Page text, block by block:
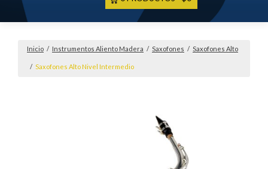
Inicio / Instrumentos Aliento Madera / Saxofones / Saxofones Alto
/ Saxofones Alto Nivel Intermedio